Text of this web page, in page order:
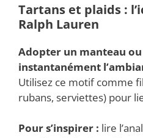
Tartans et plaids :
Ralph Lauren
Adopter un manteau
instantanément
Utilisez ce motif comme
rubans, serviettes) pour
Pour s’inspirer : lire